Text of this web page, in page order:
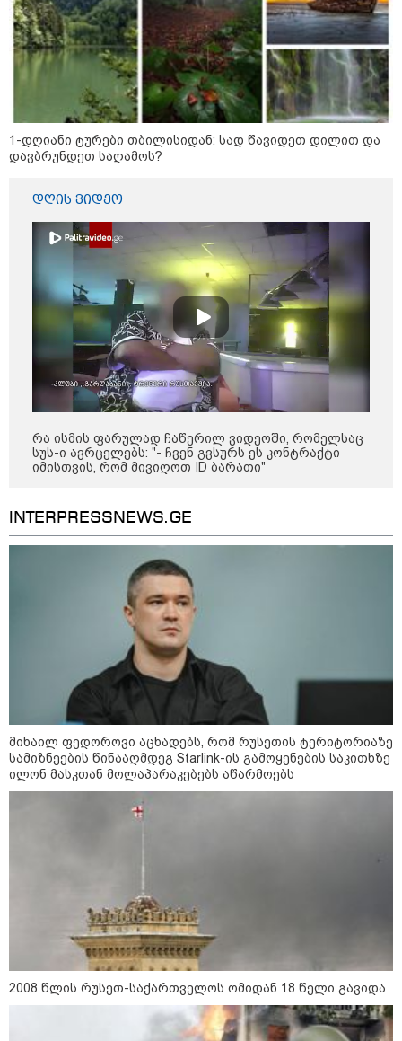
"მეც ერთ-ერთი მათგანი ვიყავი, ვინც
ლიფტში გაიჭედა" - ლევან მახაშვილი
16:37 / 06-08-2026
"აბსოლუტურად ყალბი
შინაარსი იქმნება სოციალურ
მედიაში, არარსებული
16:14 / 06-08-2026
"დღეს ვიმგზავრეთ
მატარებლით, რომელიც ახალი
სიჩქარით მოძრაობს, მანამდე
ბათუმამდე მგზავრობის დრო
იყო 5,5 საათი და ახლა არის 4
საათამდე შემცირებული" -
ირაკლი კობახიძე
15:17 / 06-08-2026
შემოსავლების სამსახურში
აზერბაიჯანული მედიის მიერ
გავრცელებულ ინფორმაციას
პასუხობენ
უწყებას დიპლომატური ნოტა
გაუგზავნა - მიზეზი
აზერბაიჯანული სანომრე ნიშნის
მქონე სატვირთოების
საზღვარზე შეფერხებაა:
დეტალები
კატეგორიის ყველა სიახლე
კატეგორიები
1-დღიანი ტურები თბილისიდან: სად წავიდეთ დილით და
დავბრუნდეთ საღამოს?
დღის ვიდეო
რა ისმის ფარულად ჩაწერილ ვიდეოში, რომელსაც
სუს-ი ავრცელებს: "- ჩვენ გვსურს ეს კონტრაქტი
იმისთვის, რომ მივიღოთ ID ბარათი"
INTERPRESSNEWS.GE
მიხაილ ფედოროვი აცხადებს, რომ რუსეთის ტერიტორიაზე
სამიზნეების წინააღმდეგ Starlink-ის გამოყენების საკითხზე
ილონ მასკთან მოლაპარაკებებს აწარმოებს
2008 წლის რუსეთ-საქართველოს ომიდან 18 წელი გავიდა